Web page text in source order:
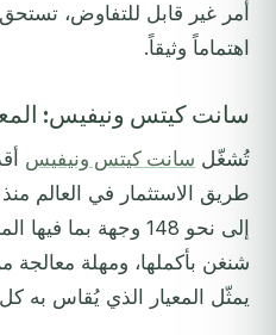
أمر غير قابل للتفاوض، تستحق
اهتماماً وثيقاً.
سانت كيتس ونيفيس:
تُشغّل سانت كيتس ونيفيس
إلى نحو 148 وجهة بما
شنغن بأكملها، ومهلة معالجة
يمثّل المعيار الذي يُقاس به